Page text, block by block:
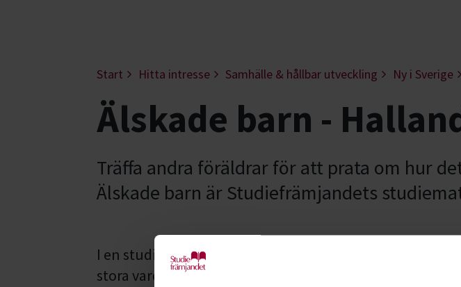
Start Hitta intresse Samhälle & hållbar utveckling Ny i Sverige
Älskade barn -
Träffa andra föräldrar för att prata om hur
Älskade barn är Studiefrämjandets
I en studiecirkel för
stora vardagsfrågor. Det kan handlar om barns